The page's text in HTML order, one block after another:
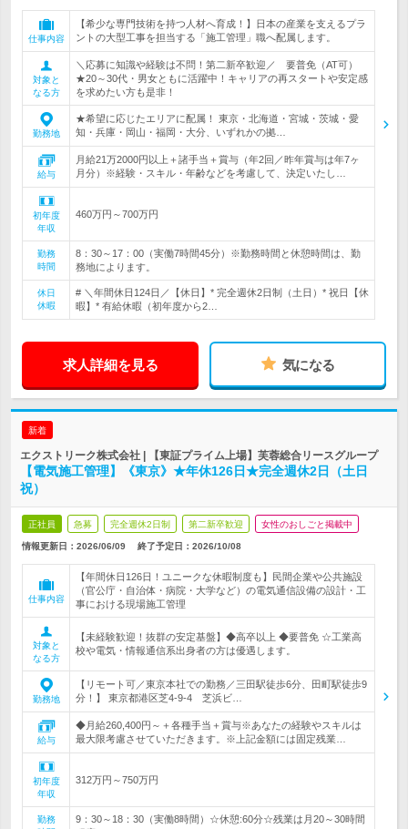
仕事内容
【希少な専門技術を持つ人材へ育成！】日本の産業を支えるプラ
ントの大型工事を担当する「施工管理」職へ配属します。
対象と
なる方
＼応募に知識や経験は不問！第二新卒歓迎／ 要普免（AT可）
★20～30代・男女ともに活躍中！キャリアの再スタートや安定感
を求めたい方も是非！
勤務地
★希望に応じたエリアに配属！ 東京・北海道・宮城・茨城・愛
知・兵庫・岡山・福岡・大分、いずれかの拠…
給与
月給21万2000円以上＋諸手当＋賞与（年2回／昨年賞与は年7ヶ
月分）※経験・スキル・年齢などを考慮して、決定いたし…
初年度
年収
460万円～700万円
勤務
時間
8：30～17：00（実働7時間45分）※勤務時間と休憩時間は、勤
務地によります。
休日
休暇
# ＼年間休日124日／【休日】* 完全週休2日制（土日）* 祝日【休
暇】* 有給休暇（初年度から2…
求人詳細を見る 気になる
新着
エクストリーク株式会社 | 【東証プライム上場】芙蓉総合リースグループ
【電気施工管理】《東京》★年休126日★完全週休2日（土日
祝）
正社員 急募 完全週休2日制 第二新卒歓迎 女性のおしごと掲載中
情報更新日：2026/06/09 終了予定日： 2026/10/08
仕事内容
【年間休日126日！ユニークな休暇制度も】民間企業や公共施設
（官公庁・自治体・病院・大学など）の電気通信設備の設計・工
事における現場施工管理
対象と
なる方
【未経験歓迎！抜群の安定基盤】◆高卒以上 ◆要普免 ☆工業高
校や電気・情報通信系出身者の方は優遇します。
勤務地
【リモート可／東京本社での勤務／三田駅徒歩6分、田町駅徒歩9
分！】 東京都港区芝4-9-4 芝浜ビ…
給与
◆月給260,400円～＋各種手当＋賞与※あなたの経験やスキルは
最大限考慮させていただきます。※上記金額には固定残業…
初年度
年収
312万円～750万円
勤務
9：30～18：30（実働8時間）☆休憩:60分☆残業は月20～30時間